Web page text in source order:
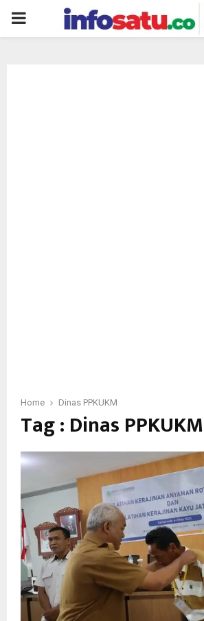
PRIMARY
Home Dinas PPKUKM
Tag : Dinas PPKUKM